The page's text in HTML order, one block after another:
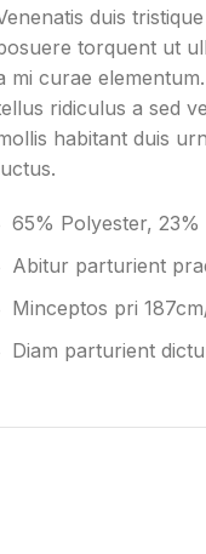
duis
torquent ut
mi curae
ridiculus a sed
habitant duis
65% Polyester, 23%
Abitur parturient
Minceptos pri
Diam parturient